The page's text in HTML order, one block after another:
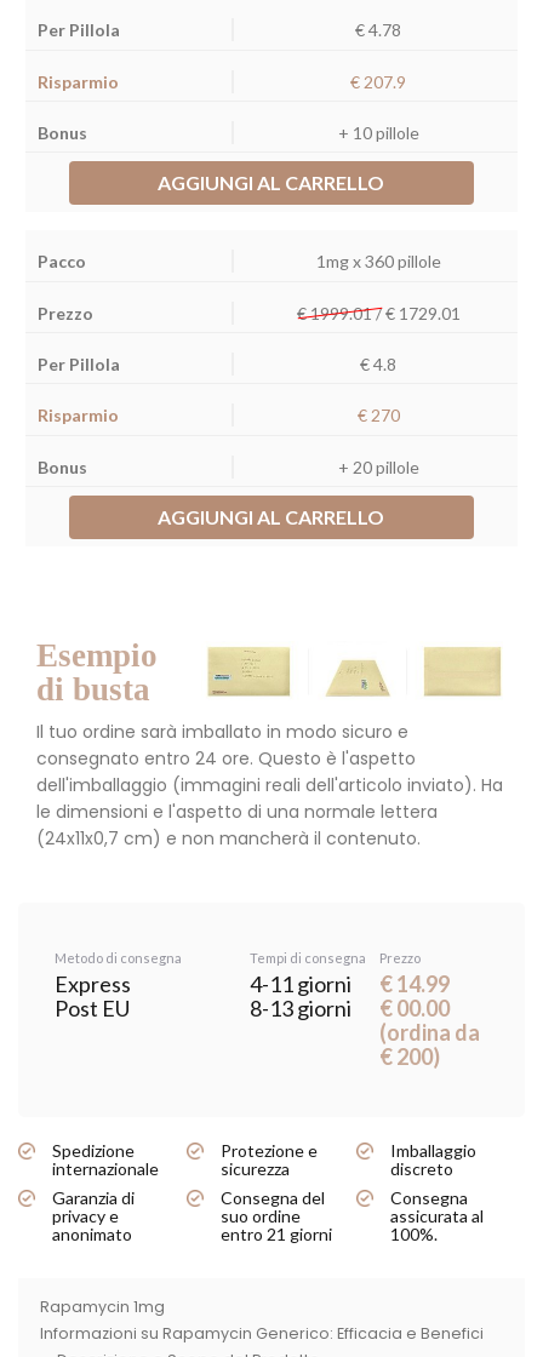
€ 4.78
€ 207.9
+ 10 pillole
AGGIUNGI AL CARRELLO
1mg x 360 pillole
€ 1999.01 /€ 1729.01
€ 4.8
€ 270
+ 20 pillole
AGGIUNGI AL CARRELLO
Esempio
di busta
Il tuo ordine sarà imballato in modo sicuro e
consegnato entro 24 ore. Questo è l'aspetto
dell'imballaggio (immagini reali dell'articolo inviato). Ha
le dimensioni e l'aspetto di una normale lettera
(24x11x0,7 cm) e non mancherà il contenuto.
Metodo di consegna
Express
Post EU
Tempi di consegna
4-11 giorni
8-13 giorni
Prezzo
€ 14.99
€ 00.00
(ordina da
€ 200)
Spedizione
internazionale
Protezione e
sicurezza
Imballaggio
discreto
Garanzia di
privacy e
anonimato
Consegna del
suo ordine
entro 21 giorni
Consegna
assicurata al
100%.
Rapamycin 1mg
Informazioni su Rapamycin Generico: Efficacia e Benefici